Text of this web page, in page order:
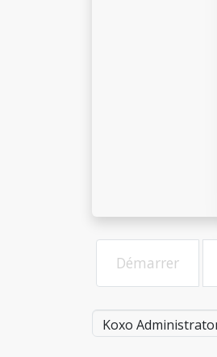
Démarrer